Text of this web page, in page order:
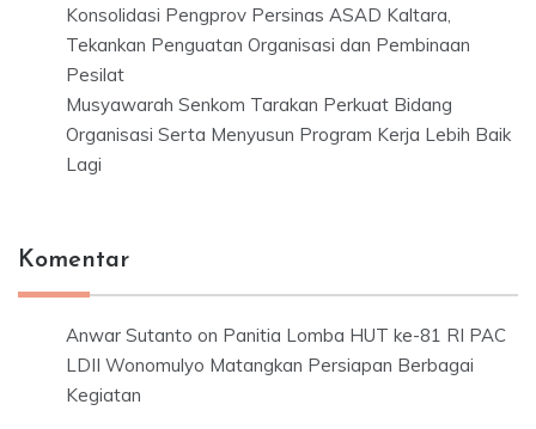
Konsolidasi Pengprov Persinas ASAD Kaltara,
Tekankan Penguatan Organisasi dan Pembinaan
Pesilat
Musyawarah Senkom Tarakan Perkuat Bidang
Organisasi Serta Menyusun Program Kerja Lebih Baik
Lagi
Komentar
Anwar Sutanto on Panitia Lomba HUT ke-81 RI PAC
LDII Wonomulyo Matangkan Persiapan Berbagai
Kegiatan